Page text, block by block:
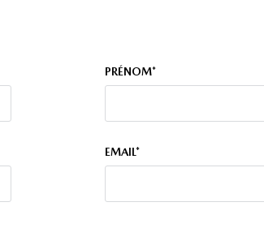
PRÉNOM*
EMAIL*